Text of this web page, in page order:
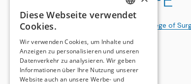
Swiss College of
GERMAN
Diese Webseite verwendet
Cookies.
Wir verwenden Cookies, um Inhalte und
Anzeigen zu personalisieren und unseren
Datenverkehr zu analysieren. Wir geben
Informationen über Ihre Nutzung unserer
Website auch an unsere Werbe- und